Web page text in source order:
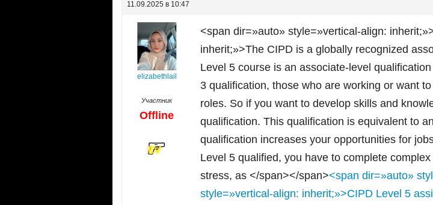
11.09.2025 в 10:47
elizabethlail
Участник
Offline
<span dir=»auto» style=»vertical-align:
inherit;»>The CIPD is a globally recognized
Level 5 course is an associate-level
3 qualification, those who are working or want
roles. So if you want to develop skills and
qualification. This qualification is equivalent to
qualification increases your opportunities for
Level 5 qualified, you have to complete
stress, as </span></span><span dir=»auto»
style=»vertical-align: inherit;»>CIPD Level 5